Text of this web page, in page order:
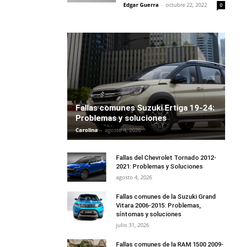
Edgar Guerra - octubre 22, 2022 0
Fallas comunes Suzuki Ertiga 19-24:
Problemas y soluciones
Carolina - agosto 4, 2026
Fallas del Chevrolet Tornado 2012-
2021: Problemas y Soluciones
agosto 4, 2026
Fallas comunes de la Suzuki Grand
Vitara 2006-2015: Problemas,
síntomas y soluciones
julio 31, 2026
Fallas comunes de la RAM 1500 2009-